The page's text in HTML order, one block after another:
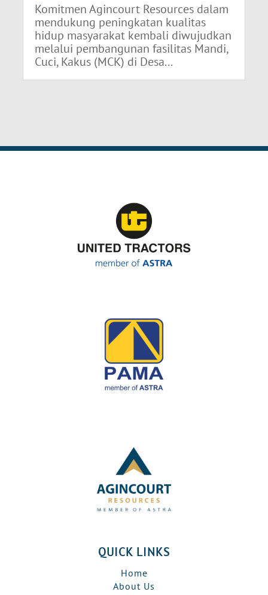
Komitmen Agincourt Resources dalam
mendukung peningkatan kualitas
hidup masyarakat kembali diwujudkan
melalui pembangunan fasilitas Mandi,
Cuci, Kakus (MCK) di Desa...
QUICK LINKS
Home
About Us